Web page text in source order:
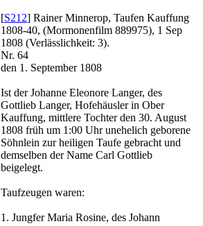
[S212] Rainer Minnerop, Taufen Kauffung
1808-40, (Mormonenfilm 889975), 1 Sep
1808 (Verlässlichkeit: 3).
Nr. 64
den 1. September 1808
Ist der Johanne Eleonore Langer, des
Gottlieb Langer, Hofehäusler in Ober
Kauffung, mittlere Tochter den 30. August
1808 früh um 1:00 Uhr unehelich geborene
Söhnlein zur heiligen Taufe gebracht und
demselben der Name Carl Gottlieb
beigelegt.
Taufzeugen waren:
1. Jungfer Maria Rosine, des Johann